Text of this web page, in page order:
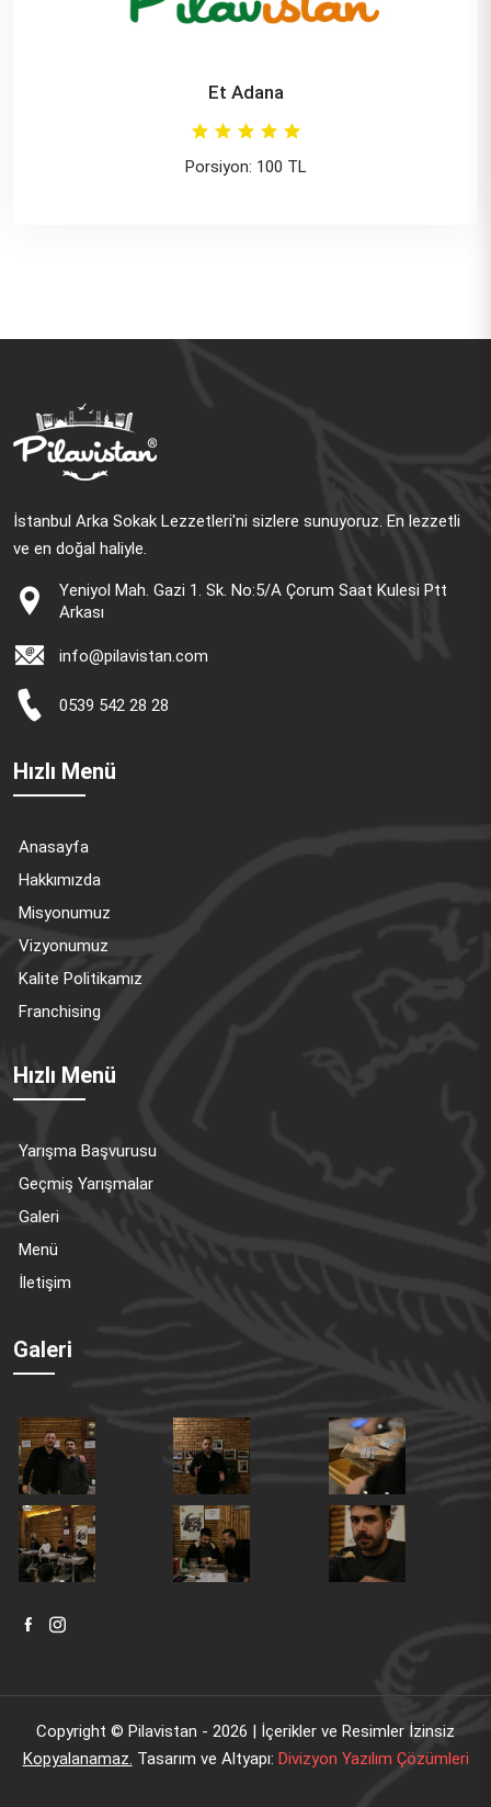
Et Adana
Porsiyon: 100 TL
İstanbul Arka Sokak Lezzetleri'ni sizlere sunuyoruz. En lezzetli
ve en doğal haliyle.
Yeniyol Mah. Gazi 1. Sk. No:5/A Çorum Saat Kulesi Ptt
Arkası
info@pilavistan.com
0539 542 28 28
Hızlı Menü
Anasayfa
Hakkımızda
Misyonumuz
Vizyonumuz
Kalite Politikamız
Franchising
Hızlı Menü
Yarışma Başvurusu
Geçmiş Yarışmalar
Galeri
Menü
İletişim
Galeri
Copyright © Pilavistan - 2026 | İçerikler ve Resimler İzinsiz
Kopyalanamaz. Tasarım ve Altyapı: Divizyon Yazılım Çözümleri